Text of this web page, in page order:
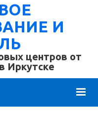
И
центров от
Иркутске